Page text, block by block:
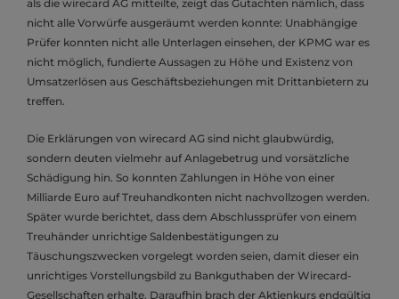
als die wirecard AG mitteilte, zeigt das Gutachten nämlich, dass
nicht alle Vorwürfe ausgeräumt werden konnte: Unabhängige
Prüfer konnten nicht alle Unterlagen einsehen, der KPMG war es
nicht möglich, fundierte Aussagen zu Höhe und Existenz von
Umsatzerlösen aus Geschäftsbeziehungen mit Drittanbietern zu
treffen.
Die Erklärungen von wirecard AG sind nicht glaubwürdig,
sondern deuten vielmehr auf Anlagebetrug und vorsätzliche
Schädigung hin. So konnten Zahlungen in Höhe von einer
Milliarde Euro auf Treuhandkonten nicht nachvollzogen werden.
Später wurde berichtet, dass dem Abschlussprüfer von einem
Treuhänder unrichtige Saldenbestätigungen zu
Täuschungszwecken vorgelegt worden seien, damit dieser ein
unrichtiges Vorstellungsbild zu Bankguthaben der Wirecard-
Gesellschaften erhalte. Daraufhin brach der Aktienkurs endgültig